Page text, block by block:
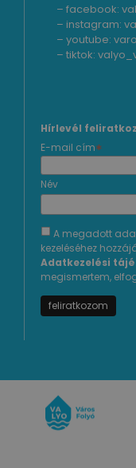
– facebook:
– instagram:
– youtube:
– tiktok:
Hírlevél
E-mail cím*
Név
A megadott
kezeléséhez
Adatkezelési
megismertem,